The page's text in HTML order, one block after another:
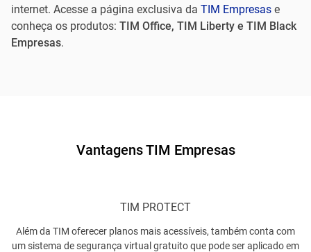
internet. Acesse a página exclusiva da TIM Empresas e
conheça os produtos: TIM Office, TIM Liberty e TIM Black
Empresas.
Vantagens TIM Empresas
TIM PROTECT
Além da TIM oferecer planos mais acessíveis, também conta com
um sistema de segurança virtual gratuito que pode ser aplicado em